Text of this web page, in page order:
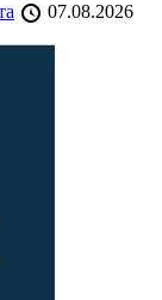
07.08.2026